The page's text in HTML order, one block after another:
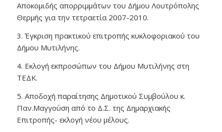
Αποκομιδής απορριμμάτων του Δήμου Λουτρόπολης
Θερμής για την τετραετία 2007-2010.
3. Έγκριση πρακτικού επιτροπής κυκλοφοριακού του
Δήμου Μυτιλήνης.
4. Εκλογή εκπροσώπων του Δήμου Μυτιλήνης στη
ΤΕΔΚ.
5. Αποδοχή παραίτησης Δημοτικού Συμβούλου κ.
Παν.Μαγγούση από το Δ.Σ. της Δημαρχιακής
Επιτροπής- εκλογή νέου μέλους.